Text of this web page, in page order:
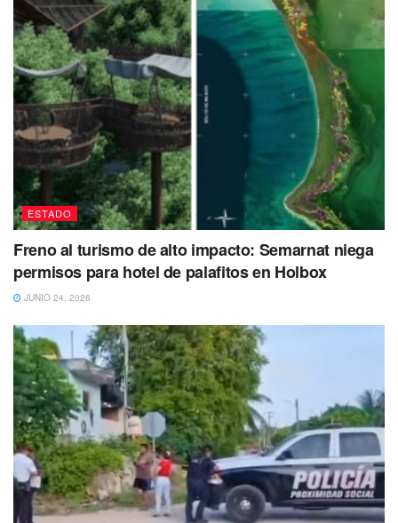
ESTADO
Freno al turismo de alto impacto: Semarnat niega
permisos para hotel de palafitos en Holbox
JUNIO 24, 2026